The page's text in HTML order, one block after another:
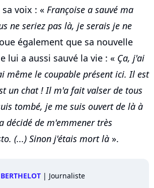
voix : « Françoise a sauvé ma
ne seriez pas là, je serais je ne
également que sa nouvelle
lui a aussi sauvé la vie : « Ça, j'ai
même le coupable présent ici. Il est
un chat ! Il m'a fait valser de tous
tombé, je me suis ouvert de là à
décidé de m'emmener très
(...) Sinon j'étais mort là ».
| Journaliste